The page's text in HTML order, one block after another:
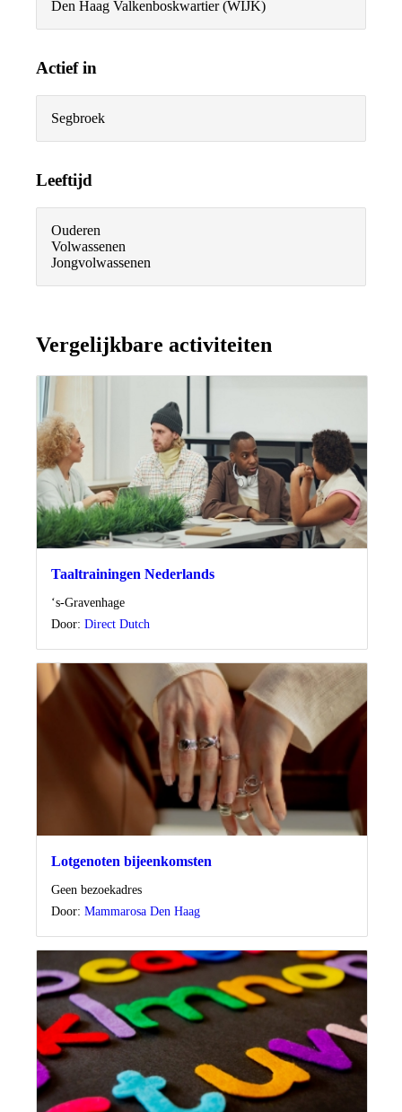
Den Haag Valkenboskwartier (WIJK)
Actief in
Segbroek
Leeftijd
Ouderen
Volwassenen
Jongvolwassenen
Vergelijkbare activiteiten
Taaltrainingen Nederlands
Locatie
‘s-Gravenhage
Door: Direct Dutch
Lotgenoten bijeenkomsten
Locatie
Geen bezoekadres
Door: Mammarosa Den Haag